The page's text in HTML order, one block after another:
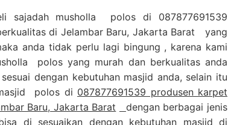
sajadah musholla polos di 087877691539
di Jelambar Baru, Jakarta Barat yang
anda tidak perlu lagi bingung , karena kami
polos yang murah dan berkualitas anda
dengan kebutuhan masjid anda, selain itu
polos di 087877691539 produsen karpet
Baru, Jakarta Barat
dengan berbagai jenis
di sesuaikan dengan kebutuhan masjid di